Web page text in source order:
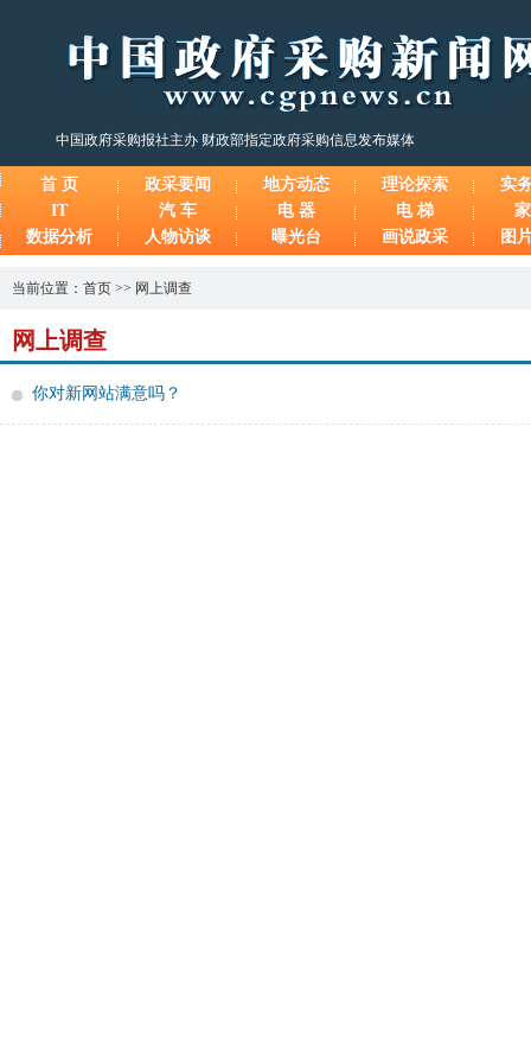
中国政府采购报社主办 财政部指定政府采购信息发布媒体
首 页 政采要闻 地方动态 理论探索
实
IT
汽 车 电 器 电 梯
数据分析
人物访谈 曝光台 画说政采 图
当前位置： 首页 >> 网上调查
网上调查
你对新网站满意吗？